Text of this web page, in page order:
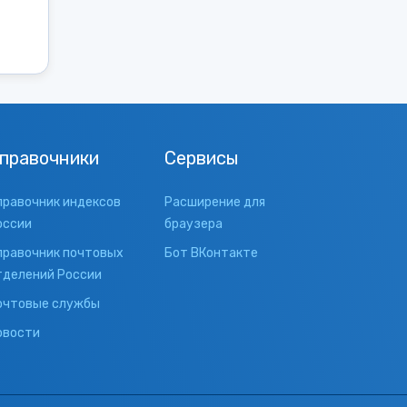
индексов
почтовых
России
службы
Сервисы
Расширение для
браузера
Бот ВКонтакте